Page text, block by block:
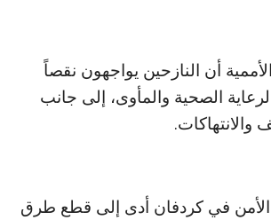
أن النازحين يواجهون نقصاً
الصحية والمأوى، إلى جانب
والانتهاكات.
الأمن في كردفان أدى إلى قطع طرق